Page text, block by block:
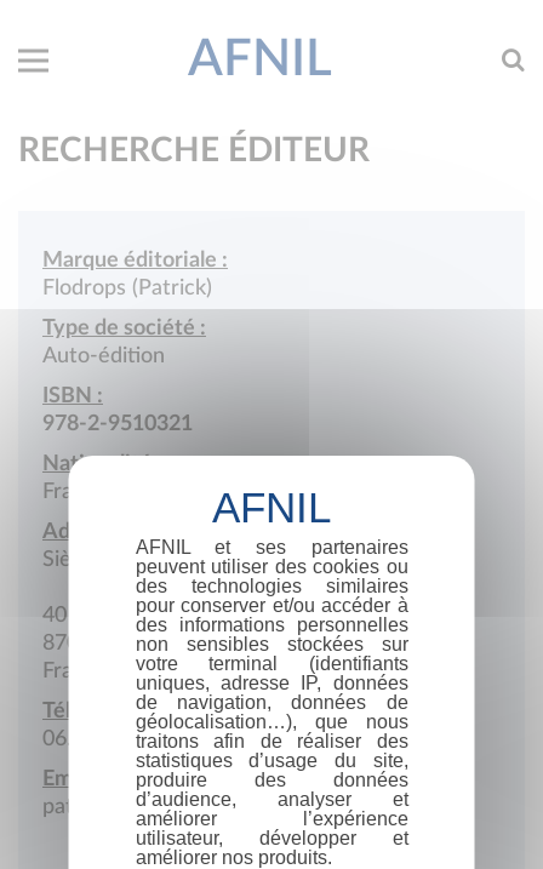
AFNIL
RECHERCHE ÉDITEUR
Marque éditoriale :
Flodrops (Patrick)
Type de société :
Auto-édition
ISBN :
978-2-9510321
Nationalité :
France
Adresse :
Siège social
40 Avenue Saint Surin
87000 Limoges
France
Téléphone :
06.13.27.30.22
Email :
patrickflodrops@sfr.fr
AFNIL et ses partenaires
peuvent utiliser des cookies ou
des technologies similaires
pour conserver et/ou accéder à
des informations personnelles
non sensibles stockées sur
votre terminal (identifiants
uniques, adresse IP, données
de navigation, données de
géolocalisation…), que nous
traitons afin de réaliser des
statistiques d’usage du site,
produire des données
d’audience, analyser et
améliorer l’expérience
utilisateur, développer et
améliorer nos produits.